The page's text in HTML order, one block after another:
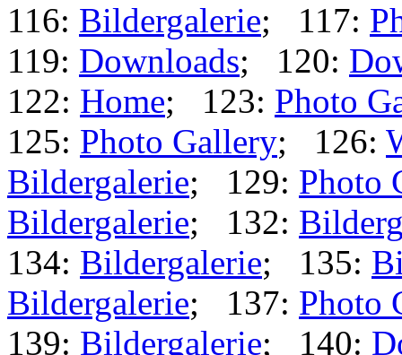
116: Bildergalerie; 117:
119: Downloads; 120:
122: Home; 123: Photo
125: Photo Gallery; 126:
Bildergalerie; 129: Photo
Bildergalerie; 132:
134: Bildergalerie; 135:
Bildergalerie; 137: Photo
139: Bildergalerie; 140: